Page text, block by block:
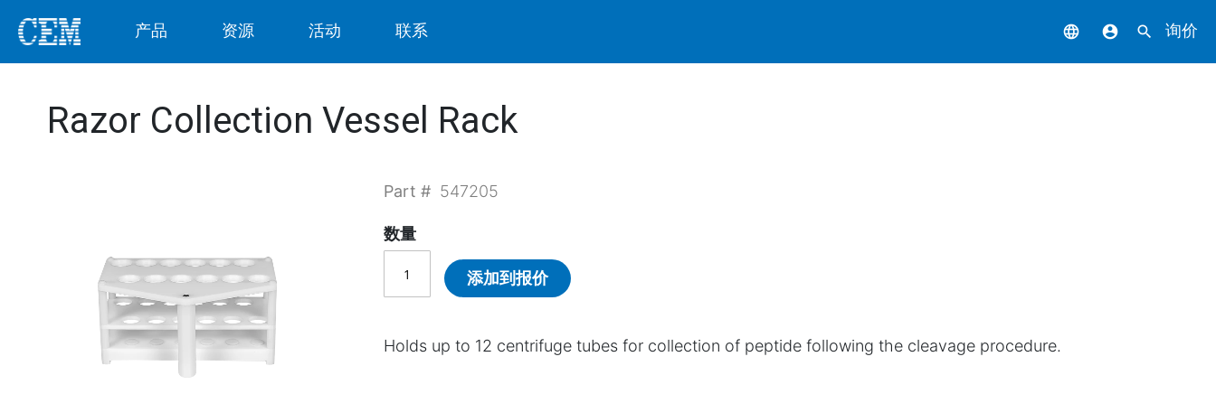
产品 资源 活动 联系 language account_circle search 询价
Razor Collection Vessel Rack
Part # 547205
数量
添加到报价
Holds up to 12 centrifuge tubes for collection of peptide following the cleavage procedure.